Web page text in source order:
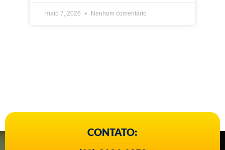
maio 7, 2026 Nenhum comentário
CONTATO: